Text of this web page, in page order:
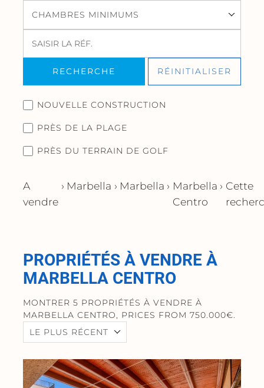
CHAMBRES MINIMUMS
RECHERCHE RÉINITIALISER
NOUVELLE CONSTRUCTION
PRÈS DE LA PLAGE
PRÈS DU TERRAIN DE GOLF
A
vendre
› Marbella › Marbella › Marbella
Centro
› Cette
PROPRIÉTÉS À VENDRE À
MARBELLA CENTRO
MONTRER 5 PROPRIÉTÉS À VENDRE À
MARBELLA CENTRO, PRICES FROM 750.000€.
LE PLUS RÉCENT